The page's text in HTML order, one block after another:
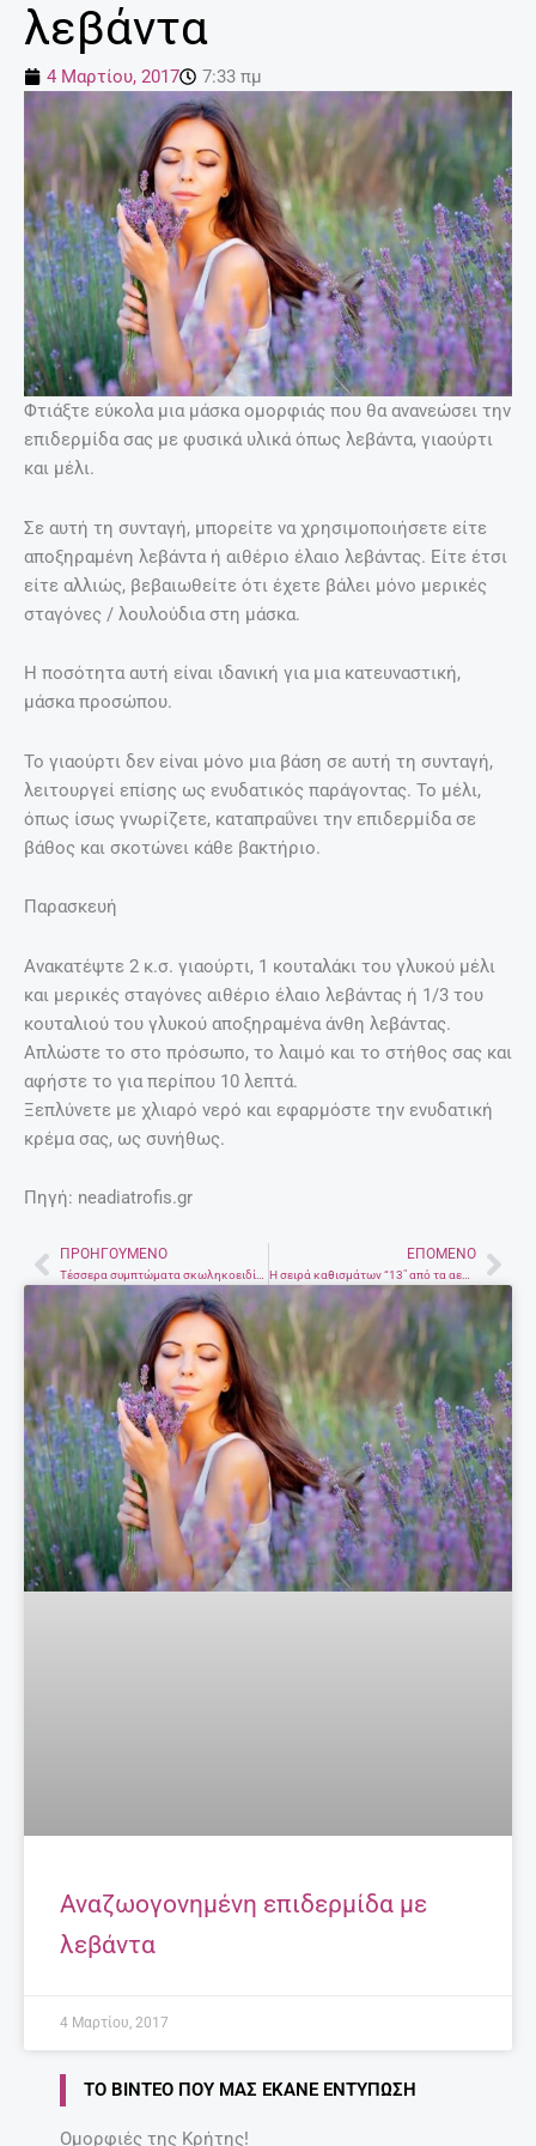
λεβάντα
4 Μαρτίου, 2017 7:33 πμ
Φτιάξτε εύκολα μια μάσκα ομορφιάς που θα ανανεώσει την
επιδερμίδα σας με φυσικά υλικά όπως λεβάντα, γιαούρτι
και μέλι.
Σε αυτή τη συνταγή, μπορείτε να χρησιμοποιήσετε είτε
αποξηραμένη λεβάντα ή αιθέριο έλαιο λεβάντας. Είτε έτσι
είτε αλλιώς, βεβαιωθείτε ότι έχετε βάλει μόνο μερικές
σταγόνες / λουλούδια στη μάσκα.
Η ποσότητα αυτή είναι ιδανική για μια κατευναστική,
μάσκα προσώπου.
Το γιαούρτι δεν είναι μόνο μια βάση σε αυτή τη συνταγή,
λειτουργεί επίσης ως ενυδατικός παράγοντας. Το μέλι,
όπως ίσως γνωρίζετε, καταπραΰνει την επιδερμίδα σε
βάθος και σκοτώνει κάθε βακτήριο.
Παρασκευή
Ανακατέψτε 2 κ.σ. γιαούρτι, 1 κουταλάκι του γλυκού μέλι
και μερικές σταγόνες αιθέριο έλαιο λεβάντας ή 1/3 του
κουταλιού του γλυκού αποξηραμένα άνθη λεβάντας.
Απλώστε το στο πρόσωπο, το λαιμό και το στήθος σας και
αφήστε το για περίπου 10 λεπτά.
Ξεπλύνετε με χλιαρό νερό και εφαρμόστε την ενυδατική
κρέμα σας, ως συνήθως.
Πηγή: neadiatrofis.gr
PrevΠΡΟΗΓΟΎΜΕΝΟ ΕΠΌΜΕΝΟ
H σειρά καθισμάτων “13″ από τα αεροπλάνα λείπει. Μάθετε γιατί
Αναζωογονημένη επιδερμίδα με
λεβάντα
4 Μαρτίου, 2017
ΤΟ ΒΊΝΤΕΟ ΠΟΥ ΜΑΣ ΈΚΑΝΕ ΕΝΤΎΠΩΣΗ
Ομορφιές της Κρήτης!